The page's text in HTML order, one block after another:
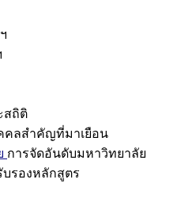
สถิติ
คลสำคัญที่มาเยือน
การจัดอันดับมหาวิทยาลัย
บรองหลักสูตร